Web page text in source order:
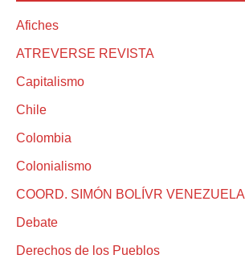
Afiches
ATREVERSE REVISTA
Capitalismo
Chile
Colombia
Colonialismo
COORD. SIMÓN BOLÍVR VENEZUELA
Debate
Derechos de los Pueblos